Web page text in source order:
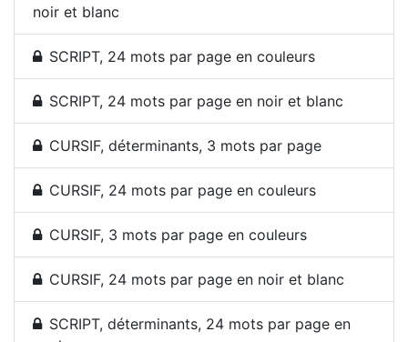
noir et blanc
SCRIPT, 24 mots par page en couleurs
SCRIPT, 24 mots par page en noir et blanc
CURSIF, déterminants, 3 mots par page
CURSIF, 24 mots par page en couleurs
CURSIF, 3 mots par page en couleurs
CURSIF, 24 mots par page en noir et blanc
SCRIPT, déterminants, 24 mots par page en